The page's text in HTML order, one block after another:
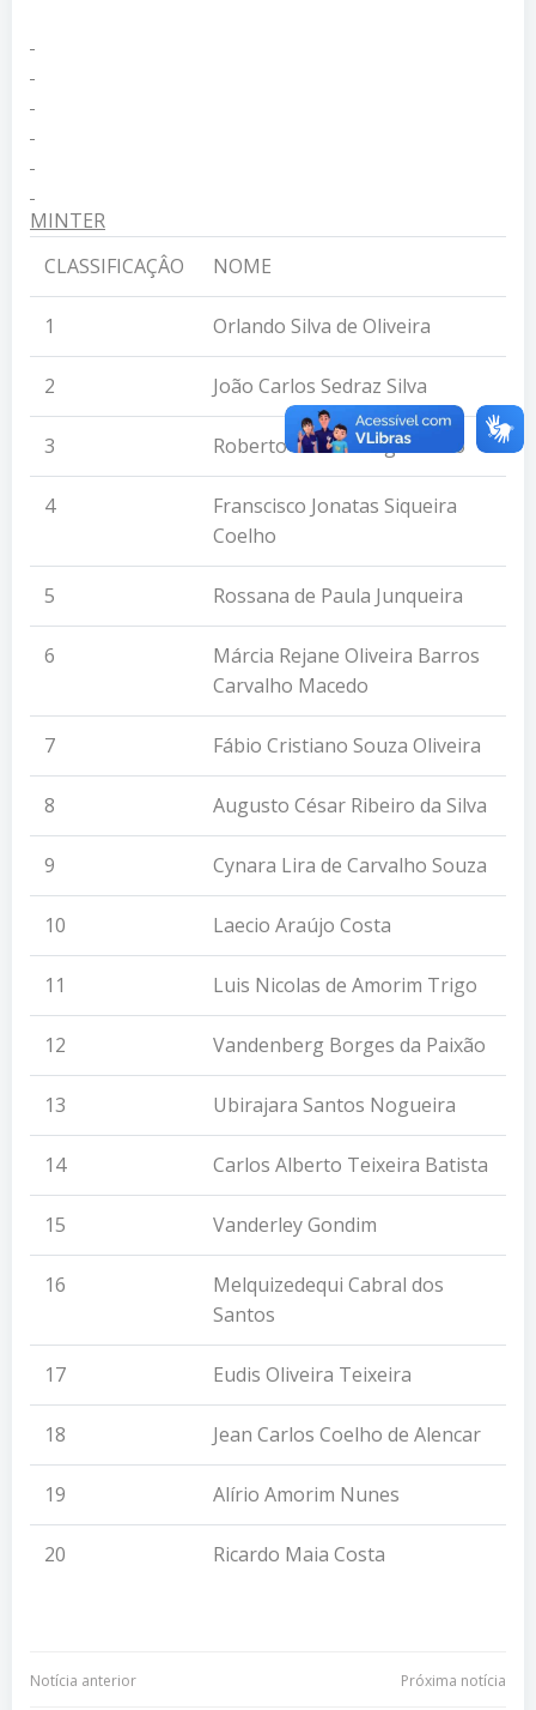
MINTER
CLASSIFICAÇÂO
NOME
1 Orlando Silva de Oliveira
2 João Carlos Sedraz Silva
3 Roberto Tenório Figueiredo
4
Franscisco Jonatas Siqueira
Coelho
5 Rossana de Paula Junqueira
6
Márcia Rejane Oliveira Barros
Carvalho Macedo
7 Fábio Cristiano Souza Oliveira
8 Augusto César Ribeiro da Silva
9 Cynara Lira de Carvalho Souza
10 Laecio Araújo Costa
11 Luis Nicolas de Amorim Trigo
12 Vandenberg Borges da Paixão
13 Ubirajara Santos Nogueira
14 Carlos Alberto Teixeira Batista
15 Vanderley Gondim
16
Melquizedequi Cabral dos
Santos
17 Eudis Oliveira Teixeira
18 Jean Carlos Coelho de Alencar
19 Alírio Amorim Nunes
20 Ricardo Maia Costa
Navegação
Notícia anterior
Navegação
Próxima notícia